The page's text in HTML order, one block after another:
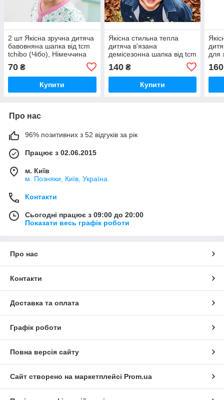
2 шт Якісна зручна дитяча
бавовняна шапка від tcm
tchibo (Чібо), Німеччина
70 ₴
Купити
Якісна стильна тепла
дитяча в'язана
демісезонна шапка від tcm
tchibo (Чібо), Німеччина
140₴
Купити
для
160
Про нас
96% позитивних з 52 відгуків за рік
Працює з 02.06.2015
м. Київ
м. Позняки, Київ, Україна
Контакти
Сьогодні працює з 09:00 до 20:00
Показати весь графік роботи
Про нас
Контакти
Доставка та оплата
Графік роботи
Повна версія сайту
Сайт створено на маркетплейсі Prom.ua